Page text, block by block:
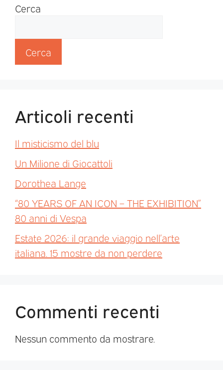
Cerca
Cerca
Articoli recenti
Il misticismo del blu
Un Milione di Giocattoli
Dorothea Lange
“80 YEARS OF AN ICON – THE EXHIBITION”
80 anni di Vespa
Estate 2026: il grande viaggio nell’arte
italiana. 15 mostre da non perdere
Commenti recenti
Nessun commento da mostrare.